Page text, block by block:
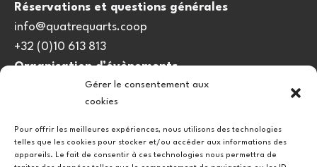
Gérer le consentement aux
cookies
Pour offrir les meilleures expériences, nous utilisons des technologies
telles que les cookies pour stocker et/ou accéder aux informations des
appareils. Le fait de consentir à ces technologies nous permettra de
Réservations et questions générales
info@quatrequarts.coop
+32 (0)10 613 813
Organisation d’évènements
viedulieu@quatrequarts.coop
Politique de cookies (UE)